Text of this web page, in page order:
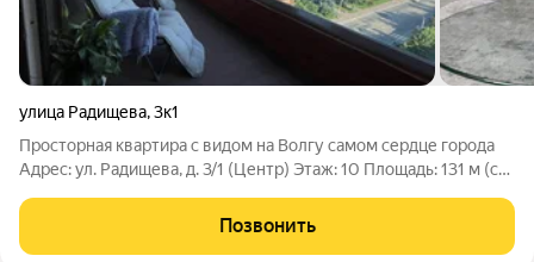
улица Радищева,3к1
Просторная квартира с видом на Волгу самом сердце города
Адрес: ул. Радищева, д. 3/1 (Центр) Этаж: 10 Площадь: 131 м (с
4 Главное преимущество панорамный вид на 3 стороны!
Квартира продается с
Позвонить